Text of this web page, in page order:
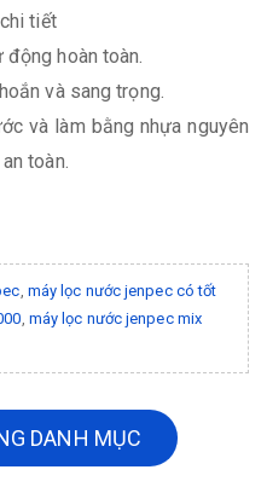
tiết
hoàn toàn.
và sang trọng.
và làm bằng nhựa nguyên
toàn.
, máy lọc nước jenpec có tốt
, máy lọc nước jenpec mix
DANH MỤC